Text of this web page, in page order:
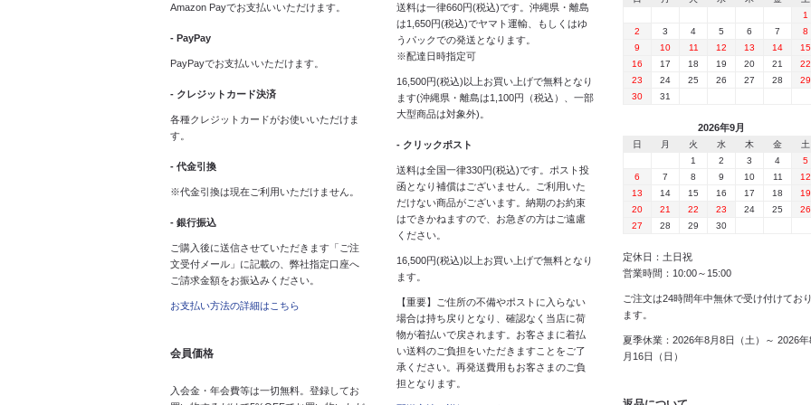
Amazon Payでお支払いいただけます。
- PayPay
PayPayでお支払いいただけます。
- クレジットカード決済
各種クレジットカードがお使いいただけま
す。
- 代金引換
※代金引換は現在ご利用いただけません。
- 銀行振込
ご購入後に送信させていただきます「ご注
文受付メール」に記載の、弊社指定口座へ
ご請求金額をお振込みください。
お支払い方法の詳細はこちら
会員価格
入会金・年会費等は一切無料。登録してお
送料は一律660円(税込)です。沖縄県・離島
は1,650円(税込)でヤマト運輸、もしくはゆ
うパックでの発送となります。
※配達日時指定可
16,500円(税込)以上お買い上げで無料となり
ます(沖縄県・離島は1,100円（税込）、一部
大型商品は対象外)。
- クリックポスト
送料は全国一律330円(税込)です。ポスト投
函となり補償はございません。ご利用いた
だけない商品がございます。納期のお約束
はできかねますので、お急ぎの方はご遠慮
ください。
16,500円(税込)以上お買い上げで無料となり
ます。
【重要】ご住所の不備やポストに入らない
場合は持ち戻りとなり、確認なく当店に荷
物が着払いで戻されます。お客さまに着払
い送料のご負担をいただきますことをご了
承ください。再発送費用もお客さまのご負
担となります。
1
2
3 4 5 6 7
8
9
10 11 12 13 14
15
16
17 18 19 20 21
22
23
24 25 26 27 28
29
30
31
2026年9月
日 月 火 水 木 金
土
1
2 3 4
5
6
7 8 9 10 11
12
13
14 15 16 17 18
19
20
21 22 23 24 25
26
27
28 29 30
定休日：土日祝
営業時間：10:00～15:00
ご注文は24時間年中無休で受け付けてお
ます。
夏季休業：2026年8月8日（土）～ 2026年
月16日（日）